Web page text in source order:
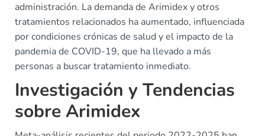
administración. La demanda de Arimidex y otros
tratamientos relacionados ha aumentado, influenciada
por condiciones crónicas de salud y el impacto de la
pandemia de COVID-19, que ha llevado a más
personas a buscar tratamiento inmediato.
Investigación y Tendencias
sobre Arimidex